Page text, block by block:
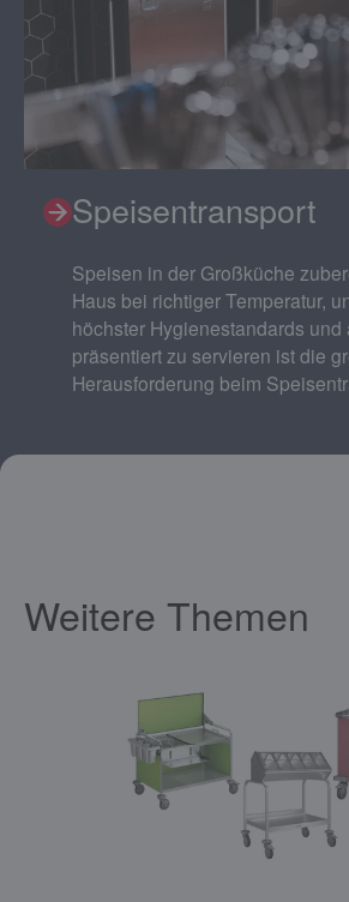
Speisentransport
Speisen in der Großküche
Haus bei richtiger Temperatur,
höchster Hygienestandards und
präsentiert zu servieren ist die
Herausforderung beim
Weitere Themen